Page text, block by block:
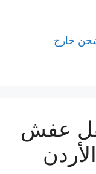
خارج
نقل عفش